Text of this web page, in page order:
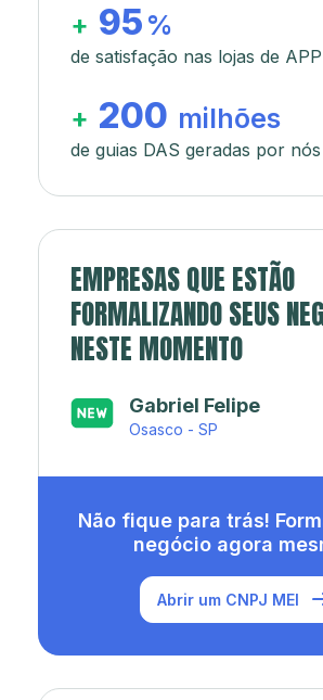
+ 95 %
de satisfação nas lojas de APP
+ 200 milhões
de guias DAS geradas por nós
EMPRESAS QUE ESTÃO
FORMALIZANDO SEUS
NESTE MOMENTO
Japa’s açaí e
Rio de Janeiro - RJ
Não fique para trás!
negócio agora
Abrir um CNPJ MEI